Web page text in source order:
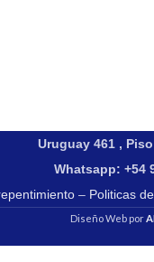
Uruguay 461 ,
Whatsapp: +54
– Politicas
Diseño Web por